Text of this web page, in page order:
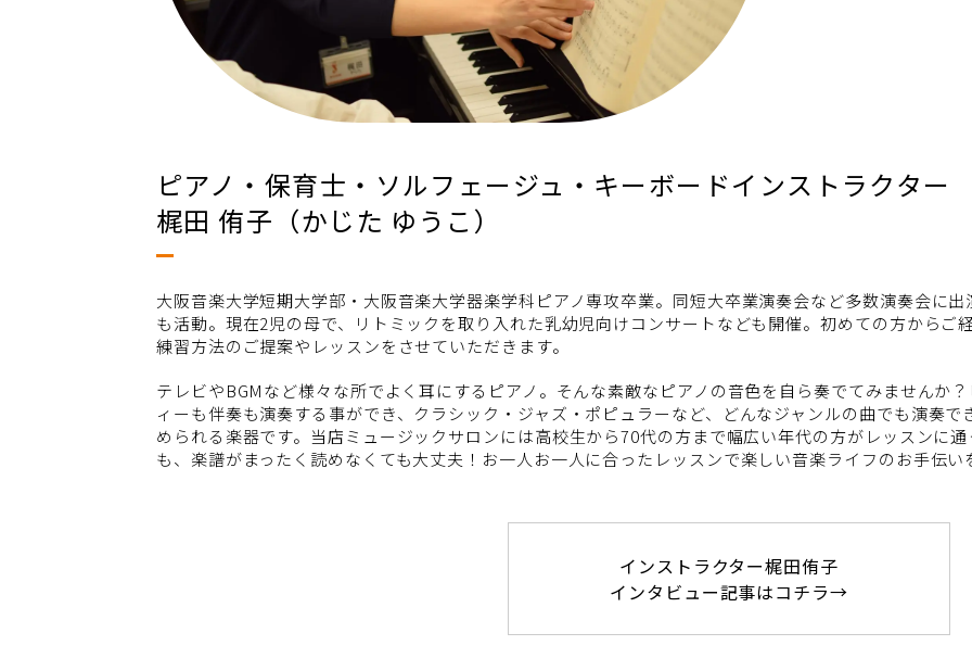
ピアノ・保育士・ソルフェージュ・キーボードインストラクター
梶田 侑子（かじた ゆうこ）
大阪音楽大学短期大学部・大阪音楽大学器楽学科ピアノ専攻卒業。同短大卒業演奏会など多数演奏会に
も活動。現在2児の母で、リトミックを取り入れた乳幼児向けコンサートなども開催。初めての方からご
練習方法のご提案やレッスンをさせていただきます。
テレビやBGMなど様々な所でよく耳にするピアノ。そんな素敵なピアノの音色を自ら奏でてみませんか
ィーも伴奏も演奏する事ができ、クラシック・ジャズ・ポピュラーなど、どんなジャンルの曲でも演奏
められる楽器です。当店ミュージックサロンには高校生から70代の方まで幅広い年代の方がレッスンに
も、楽譜がまったく読めなくても大丈夫！お一人お一人に合ったレッスンで楽しい音楽ライフのお手伝
インストラクター梶田侑子
インタビュー記事はコチラ→